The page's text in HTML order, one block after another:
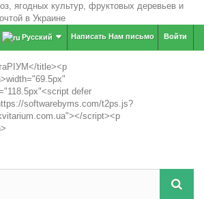
Войти
Написать Нам письмо
Русский